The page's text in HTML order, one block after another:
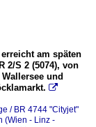
erreicht am späten
2/S 2 (5074), von
und

/ BR 4744 "Cityjet"
(Wien - Linz -